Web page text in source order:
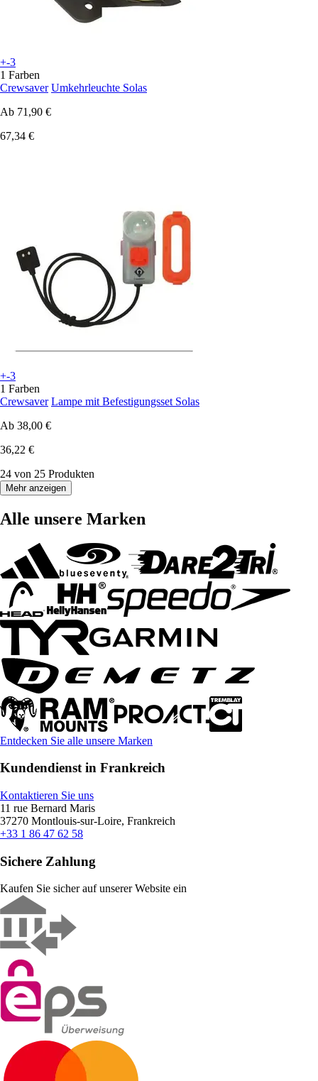
+-3
1 Farben
Crewsaver Umkehrleuchte Solas
Ab 71,90 €
67,34 €
+-3
1 Farben
Crewsaver Lampe mit Befestigungsset Solas
Ab 38,00 €
36,22 €
24 von 25 Produkten
Mehr anzeigen
Alle unsere Marken
Entdecken Sie alle unsere Marken
Kundendienst in Frankreich
Kontaktieren Sie uns
11 rue Bernard Maris
37270 Montlouis-sur-Loire, Frankreich
+33 1 86 47 62 58
Sichere Zahlung
Kaufen Sie sicher auf unserer Website ein